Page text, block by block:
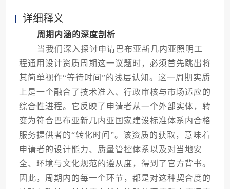
详细释义
周期内涵的深度剖析
当我们深入探讨申请巴布亚新几内亚照明工
程通用设计资质周期这一议题时，必须首先跳出将
其简单视作“等待时间”的浅层认知。这一周期实质
上是一个融合了技术准入、行政审核与市场适应的
综合性进程。它反映了申请者从一个外部实体，转
变为符合巴布亚新几内亚国家建设标准体系内合格
服务提供者的“转化时间”。该资质的获取，意味着
申请者的设计能力、质量管控体系以及对当地安
全、环境与文化规范的遵从度，得到了官方背书。
因此，周期内的每一个环节，都是对这种契合度的